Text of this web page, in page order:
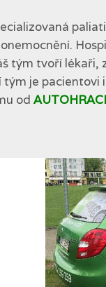
tým tvoří
je pacientovi
od